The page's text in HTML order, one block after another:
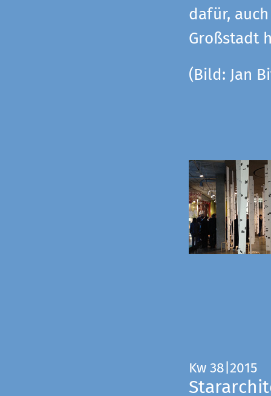
dafür,
Großstadt
(Bild: Jan
Kw 38|2015